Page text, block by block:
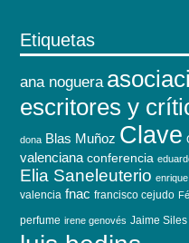
Etiquetas
ana noguera
escritores y
dona Blas Muñoz Clave
valenciana conferencia
Elia Saneleuterio
valencia fnac francisco cejudo
perfume irene genovés Jaime Siles